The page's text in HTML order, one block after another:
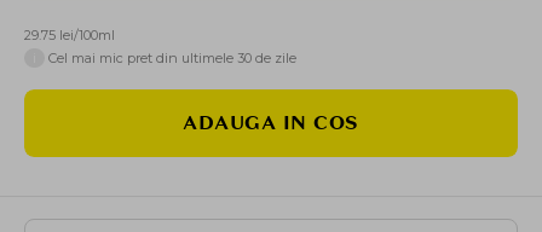
29.75 lei/100ml
Cel mai mic pret din ultimele 30 de zile
ADAUGA IN COS